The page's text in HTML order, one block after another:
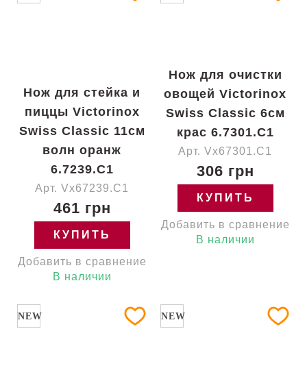
Нож для стейка и
пиццы Victorinox
Swiss Classic 11см
волн оранж
6.7239.C1
Арт. Vx67239.C1
461 грн
КУПИТЬ
Добавить в сравнение
В наличии
Нож для очистки
овощей Victorinox
Swiss Classic 6см
крас 6.7301.C1
Арт. Vx67301.C1
306 грн
КУПИТЬ
Добавить в сравнение
В наличии
NEW NEW